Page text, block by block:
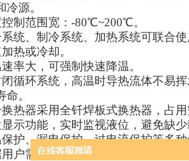
冷源。
制范围宽：-80℃~200℃。
统、制冷系统、加热系统可联合使
热或冷却。
率大，可强制快速降温。
循环系统，高温时导热流体不易
命。
热器采用全钎焊板式换热器，占用
示功能，实时监视液位，避免缺少
护、漏电保护、过电流保护等多
户需求，可提供风冷、水冷两种预